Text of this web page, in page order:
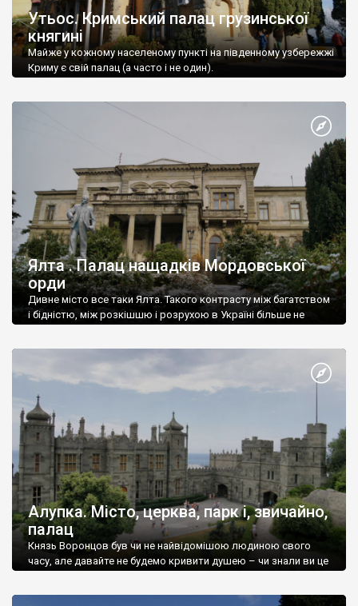
Утьос. Кримський палац грузинської
княгині
Майже у кожному населеному пункті на південному узбережжі
Криму є свій палац (а часто і не один).
Ялта . Палац нащадків Мордовської
орди
Дивне місто все таки Ялта. Такого контрасту між багатством
і бідністю, між розкішшю і розрухою в Україні більше не
Алупка. Місто, церква, парк і, звичайно,
палац
Князь Воронцов був чи не найвідомішою людиною свого
часу, але давайте не будемо кривити душею – чи знали ви це